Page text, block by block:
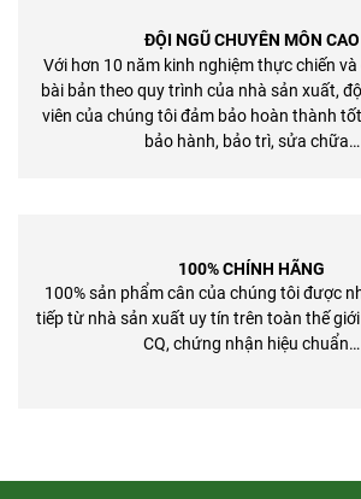
ĐỘI NGŨ CHUYÊN MÔN CAO
Với hơn 10 năm kinh nghiệm thực chiến
bài bản theo quy trình của nhà sản xuất,
viên của chúng tôi đảm bảo hoàn thành
bảo hành, bảo trì, sửa chữa…
100% CHÍNH HÃNG
100% sản phẩm cân của chúng tôi được
tiếp từ nhà sản xuất uy tín trên toàn thế giới
CQ, chứng nhận hiệu chuẩn…